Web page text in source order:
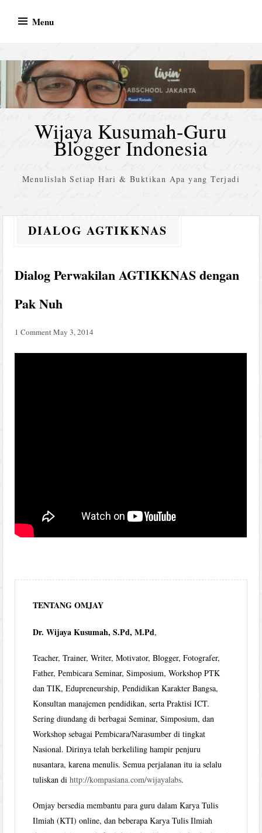
Menu
Wijaya Kusumah-Guru
Blogger Indonesia
Menulislah Setiap Hari & Buktikan Apa yang Terjadi
DIALOG AGTIKKNAS
Dialog Perwakilan AGTIKKNAS dengan
Pak Nuh
1 Comment May 3, 2014
TENTANG OMJAY
Dr. Wijaya Kusumah, S.Pd, M.Pd,
Teacher, Trainer, Writer, Motivator, Blogger, Fotografer,
Father, Pembicara Seminar, Simposium, Workshop PTK
dan TIK, Edupreneurship, Pendidikan Karakter Bangsa,
Konsultan manajemen pendidikan, serta Praktisi ICT.
Sering diundang di berbagai Seminar, Simposium, dan
Workshop sebagai Pembicara/Narasumber di tingkat
Nasional. Dirinya telah berkeliling hampir penjuru
nusantara, karena menulis. Semua perjalanan itu ia selalu
tuliskan dihttp://kompasiana.com/wijayalabs.
Omjay bersedia membantu para guru dalam Karya Tulis
Ilmiah (KTI) online, dan beberapa Karya Tulis Ilmiah